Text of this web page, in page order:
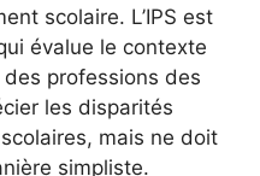
scolaire. L’IPS est
évalue le contexte
professions des
les disparités
mais ne doit
simpliste.